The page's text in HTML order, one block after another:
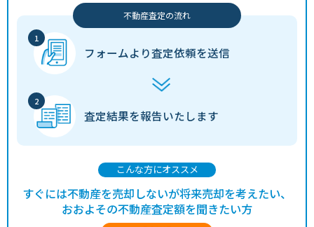
不動産査定の流れ
フォームより査定依頼を送信
査定結果を報告いたします
こんな方にオススメ
すぐには不動産を売却しないが将来売却を考えたい、
おおよその不動産査定額を聞きたい方